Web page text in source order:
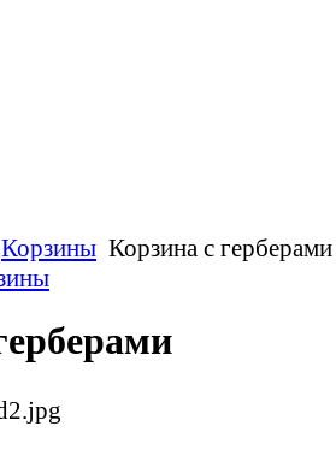
Корзины Корзина с герберами